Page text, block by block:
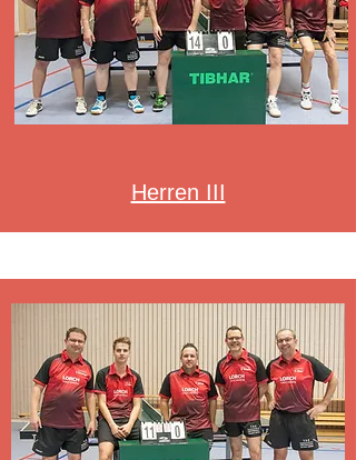
Herren III